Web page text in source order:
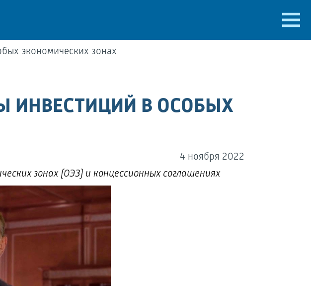
экономических зонах
ИНВЕСТИЦИЙ В ОСОБЫХ
4 ноября 2022
зонах (ОЭЗ) и концессионных соглашениях